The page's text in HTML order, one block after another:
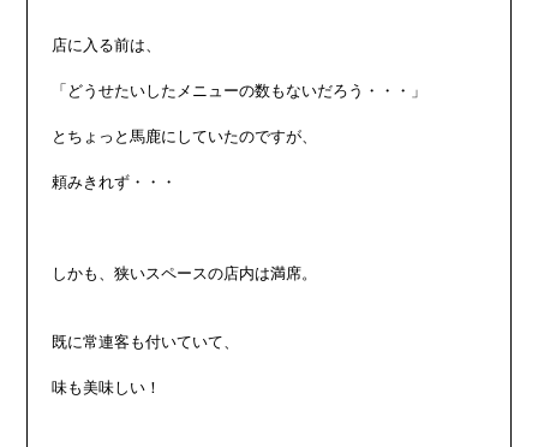
店に入る前は、
「どうせたいしたメニューの数もないだろう・・・」
とちょっと馬鹿にしていたのですが、
頼みきれず・・・
しかも、狭いスペースの店内は満席。
既に常連客も付いていて、
味も美味しい！